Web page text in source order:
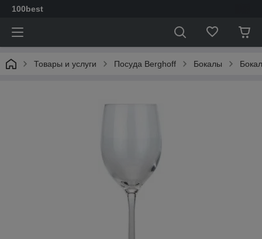
100best
Товары и услуги Посуда Berghoff Бокалы